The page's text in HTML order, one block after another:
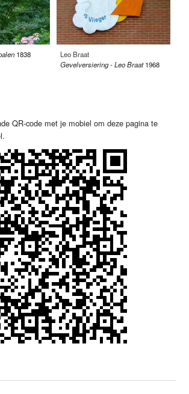
1838
Leo Braat
Gevelversiering - Leo Braat 1968
QR-code met je mobiel om deze pagina te